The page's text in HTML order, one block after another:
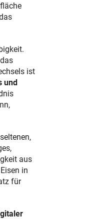
ist
und
aus
in
für